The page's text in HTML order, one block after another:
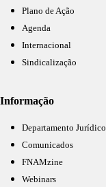
Plano de Ação
Agenda
Internacional
Sindicalização
Informação
Departamento Jurídico
Comunicados
FNAMzine
Webinars